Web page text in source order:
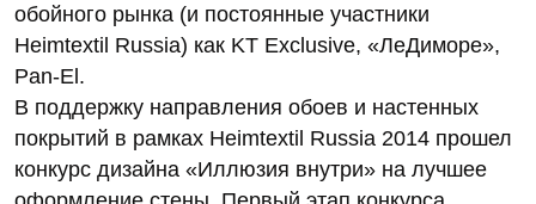
обойного рынка (и постоянные участники
Heimtextil Russia) как KT Exclusive, «ЛеДиморе»,
Pan-El.
В поддержку направления обоев и настенных
покрытий в рамках Heimtextil Russia 2014 прошел
конкурс дизайна «Иллюзия внутри» на лучшее